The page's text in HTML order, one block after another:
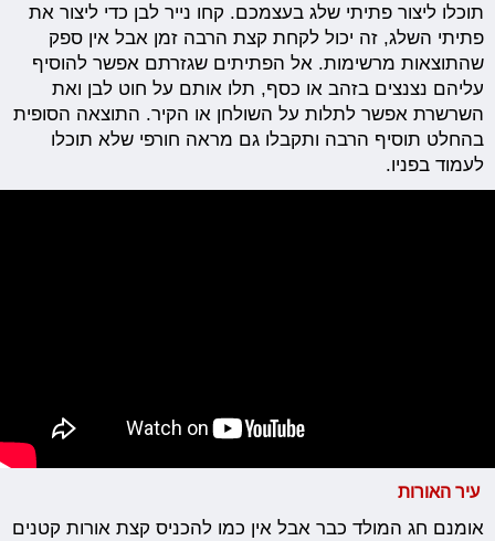
תוכלו ליצור פתיתי שלג בעצמכם. קחו נייר לבן כדי ליצור את
פתיתי השלג, זה יכול לקחת קצת הרבה זמן אבל אין ספק
שהתוצאות מרשימות. אל הפתיתים שגזרתם אפשר להוסיף
עליהם נצנצים בזהב או כסף, תלו אותם על חוט לבן ואת
השרשרת אפשר לתלות על השולחן או הקיר. התוצאה הסופית
בהחלט תוסיף הרבה ותקבלו גם מראה חורפי שלא תוכלו
לעמוד בפניו.
עיר האורות
אומנם חג המולד כבר אבל אין כמו להכניס קצת אורות קטנים